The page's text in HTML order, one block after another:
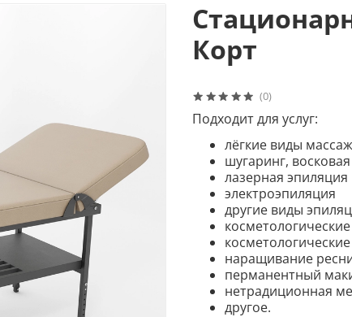
(0)
Корт
Подходит для услуг:
лёгкие виды
шугаринг,
лазерная эпиляция
электроэпиляция
другие виды
наращивание
перманентный
нетрадиционная
другое.